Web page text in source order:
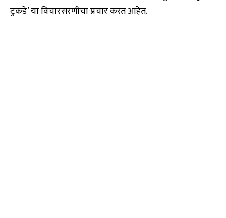
टुकडे’ या विचारसरणीचा प्रचार करत आहेत.